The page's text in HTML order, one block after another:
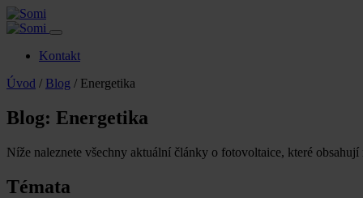
Kontakt
Úvod / Blog / Energetika
Blog: Energetika
Níže naleznete všechny aktuální články o fotovoltaice, které
Témata